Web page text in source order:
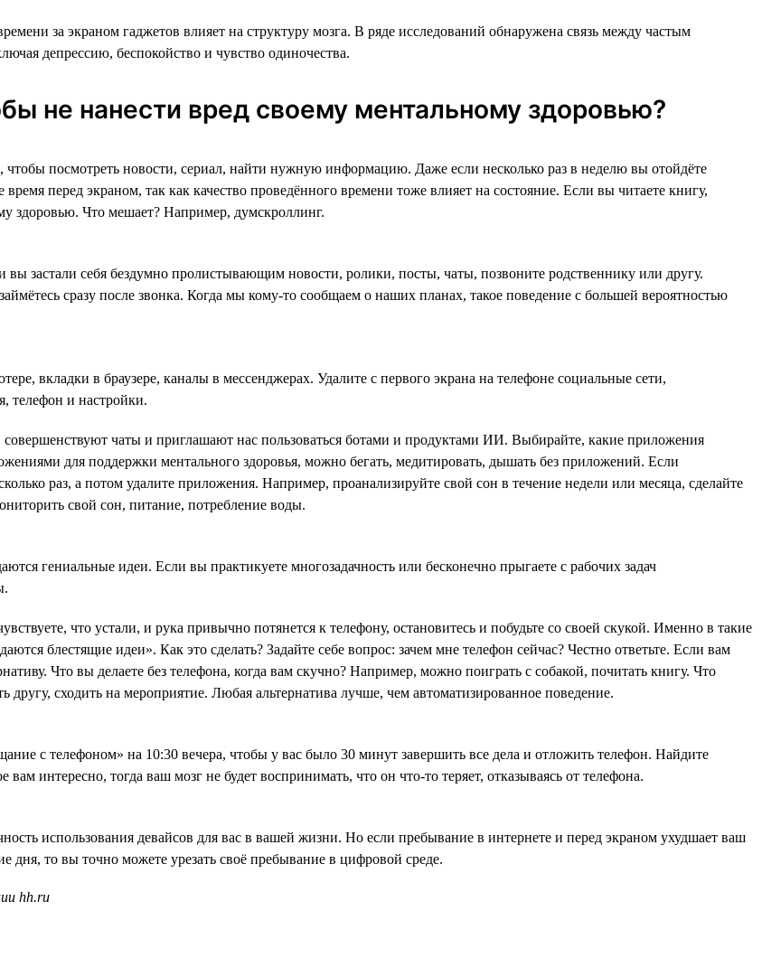
за экраном гаджетов влияет на структуру мозга. В ряде исследований обнаружена связь между частым
депрессию, беспокойство и чувство одиночества.
не нанести вред своему ментальному здоровью?
чтобы посмотреть новости, сериал, найти нужную информацию. Даже если несколько раз в неделю вы отойдёте
перед экраном, так как качество проведённого времени тоже влияет на состояние. Если вы читаете книгу,
здоровью. Что мешает? Например, думскроллинг.
застали себя бездумно пролистывающим новости, ролики, посты, чаты, позвоните родственнику или другу.
сразу после звонка. Когда мы кому-то сообщаем о наших планах, такое поведение с большей вероятностью
вкладки в браузере, каналы в мессенджерах. Удалите с первого экрана на телефоне социальные сети,
телефон и настройки.
чаты и приглашают нас пользоваться ботами и продуктами ИИ. Выбирайте, какие приложения
для поддержки ментального здоровья, можно бегать, медитировать, дышать без приложений. Если
раз, а потом удалите приложения. Например, проанализируйте свой сон в течение недели или месяца, сделайте
свой сон, питание, потребление воды.
гениальные идеи. Если вы практикуете многозадачность или бесконечно прыгаете с рабочих задач
что устали, и рука привычно потянется к телефону, остановитесь и побудьте со своей скукой. Именно в такие
блестящие идеи». Как это сделать? Задайте себе вопрос: зачем мне телефон сейчас? Честно ответьте. Если вам
Что вы делаете без телефона, когда вам скучно? Например, можно поиграть с собакой, почитать книгу. Что
сходить на мероприятие. Любая альтернатива лучше, чем автоматизированное поведение.
с телефоном» на 10:30 вечера, чтобы у вас было 30 минут завершить все дела и отложить телефон. Найдите
интересно, тогда ваш мозг не будет воспринимать, что он что-то теряет, отказываясь от телефона.
использования девайсов для вас в вашей жизни. Но если пребывание в интернете и перед экраном ухудшает ваш
дня, то вы точно можете урезать своё пребывание в цифровой среде.
hh.ru